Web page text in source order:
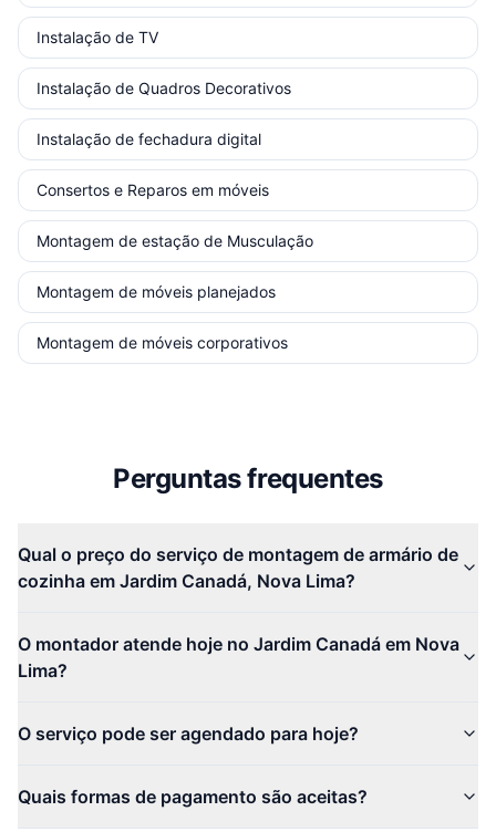
Instalação de TV
Instalação de Quadros Decorativos
Instalação de fechadura digital
Consertos e Reparos em móveis
Montagem de estação de Musculação
Montagem de móveis planejados
Montagem de móveis corporativos
Perguntas frequentes
Qual o preço do serviço de montagem de armário de
cozinha em Jardim Canadá, Nova Lima?
O montador atende hoje no Jardim Canadá em Nova
Lima?
O serviço pode ser agendado para hoje?
Quais formas de pagamento são aceitas?